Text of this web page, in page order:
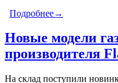
Подробнее→
Новые модели
производителя
На склад поступили